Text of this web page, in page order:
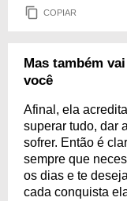
COPIAR
Mas também
você
Afinal, ela
superar tudo, dar
sofrer. Então é
sempre que
os dias e te
cada conquista